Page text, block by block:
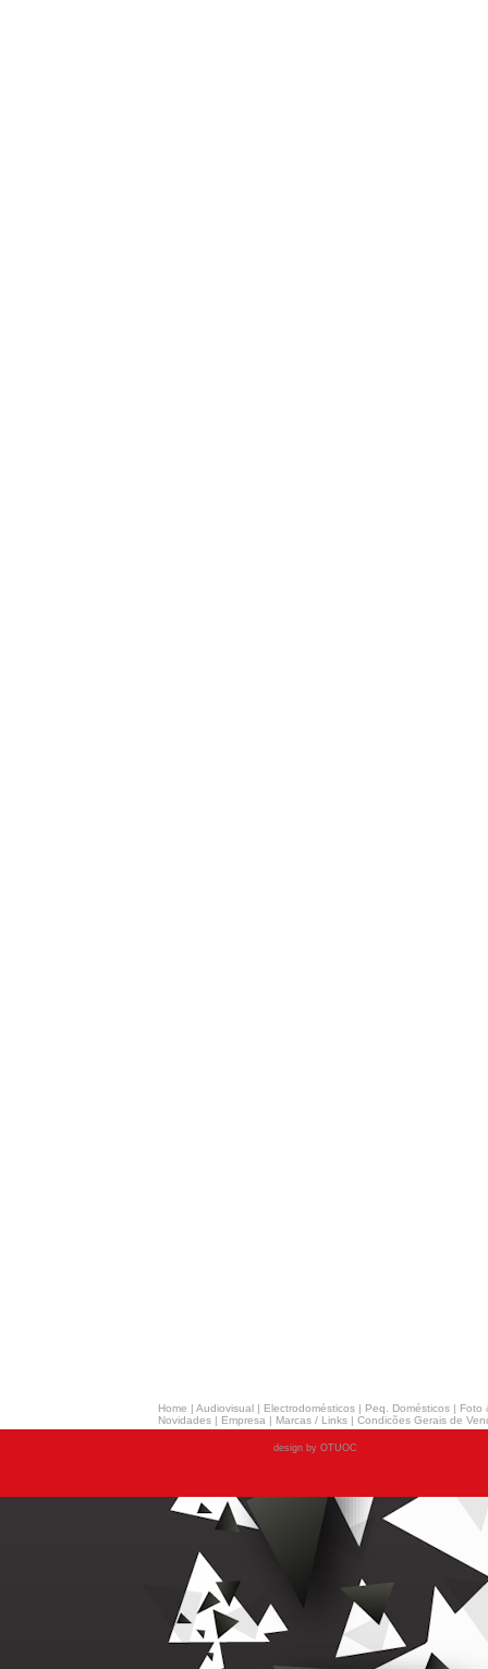
Home | Audiovisual | Electrodomésticos | Peq. Domésticos | Foto
Novidades | Empresa | Marcas / Links | Condicões Gerais de
design by OTUOC